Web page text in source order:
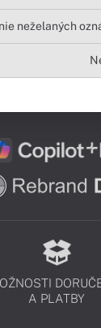
neželaných
A PLATBY